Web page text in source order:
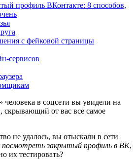
профиль ВКонтакте: 8 способов,
с фейковой страницы
сервисов
в соцсети вы увидели на
скрывающий от вас все самое
не удалось, вы отыскали в сети
посмотреть закрытый профиль в ВК,
их тестировать?